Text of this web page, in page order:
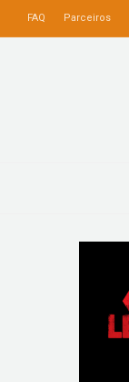
FAQ Parceiros